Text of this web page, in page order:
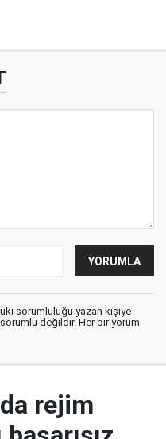
sorumluluğu yazan kişiye
değildir. Her bir yorum
rejim